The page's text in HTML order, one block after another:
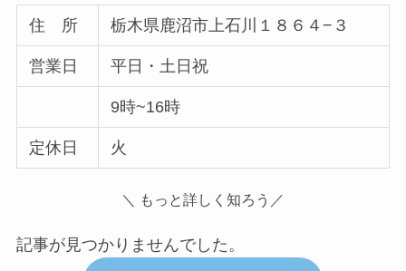
住 所 栃木県鹿沼市上石川１８６４−３
営業日 平日・土日祝
9時~16時
定休日 火
＼ もっと詳しく知ろう／
記事が見つかりませんでした。